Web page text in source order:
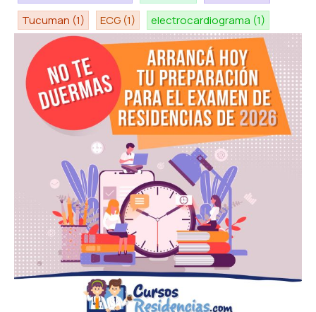
Tucuman (1) ECG (1) electrocardiograma (1)